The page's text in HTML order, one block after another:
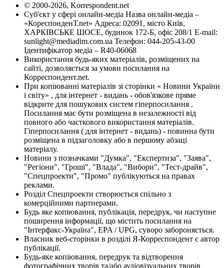
© 2000-2026, Korrespondent.net
Суб'єкт у сфері онлайн-медіа Назва онлайн-медіа –
«КореспонденТ.net» Адреса: 02091, місто Київ,
ХАРКІВСЬКЕ ШОСЕ, будинок 172-Б, офіс 208/1 E-mail:
sunlight@mediadim.com.ua Телефон: 044-205-43-00
Ідентифікатор медіа – R40-06068
Використання будь-яких матеріалів, розміщених на
сайті, дозволяється за умови посилання на
Корреспондент.net.
При копіюванні матеріалів зі сторінки « Новини України
і світу» , для інтернет - видань - обов'язкове пряме
відкрите для пошукових систем гіперпосилання .
Посилання має бути розміщена в незалежності від
повного або часткового використання матеріалів.
Гіперпосилання ( для інтернет - видань) - повинна бути
розміщена в підзаголовку або в першому абзаці
матеріалу.
Новини з позначками "Думка", "Експертиза", "Заява",
"Регіони", "Гроші", "Влада", "Вибори", "Тест-драйв",
"Спецпроекти", "Промо" публікуються на правах
реклами.
Розділ Спецпроекти створюється спільно з
комерційними партнерами.
Будь яке копіювання, публікація, передрук, чи наступне
поширення інформації, що містить посилання на
"Інтерфакс-Україна", EPA / UPG, суворо забороняється.
Власник веб-сторінки в розділі Я-Корреспондент є автор
публікації.
Будь-яке копіювання, передрук та відтворення
фотографічних творів та/або аудіовізуальних творів